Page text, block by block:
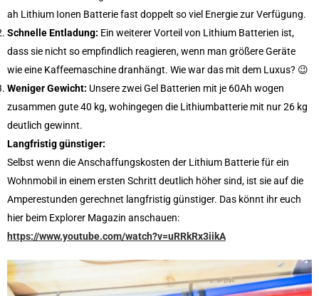
ah Lithium Ionen Batterie fast doppelt so viel Energie zur Verfügung.
Schnelle Entladung: Ein weiterer Vorteil von Lithium Batterien ist,
dass sie nicht so empfindlich reagieren, wenn man größere Geräte
wie eine Kaffeemaschine dranhängt. Wie war das mit dem Luxus? 😉
Weniger Gewicht: Unsere zwei Gel Batterien mit je 60Ah wogen
zusammen gute 40 kg, wohingegen die Lithiumbatterie mit nur 26 kg
deutlich gewinnt.
Langfristig günstiger:
Selbst wenn die Anschaffungskosten der Lithium Batterie für ein
Wohnmobil in einem ersten Schritt deutlich höher sind, ist sie auf die
Amperestunden gerechnet langfristig günstiger. Das könnt ihr euch
hier beim Explorer Magazin anschauen:
https://www.youtube.com/watch?v=uRRkRx3iikA